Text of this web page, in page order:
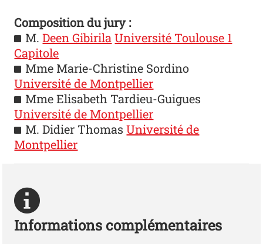
Composition du jury :
M.Deen Gibirila Université Toulouse 1
Capitole
Mme Marie-Christine Sordino
Université de Montpellier
Mme Elisabeth Tardieu-Guigues
Université de Montpellier
M. Didier ThomasUniversité de
Montpellier
Informations complémentaires